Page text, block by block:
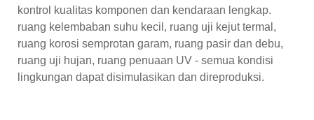
kontrol kualitas komponen dan kendaraan lengkap.
ruang kelembaban suhu kecil, ruang uji kejut termal,
ruang korosi semprotan garam, ruang pasir dan debu,
ruang uji hujan, ruang penuaan UV - semua kondisi
lingkungan dapat disimulasikan dan direproduksi.